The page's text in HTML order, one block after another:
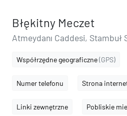
Błękitny Meczet
Atmeydanı Caddesi, Stambuł
Współrzędne geograficzne(GPS)
Numer telefonu Strona
Linki zewnętrzne Pobliskie